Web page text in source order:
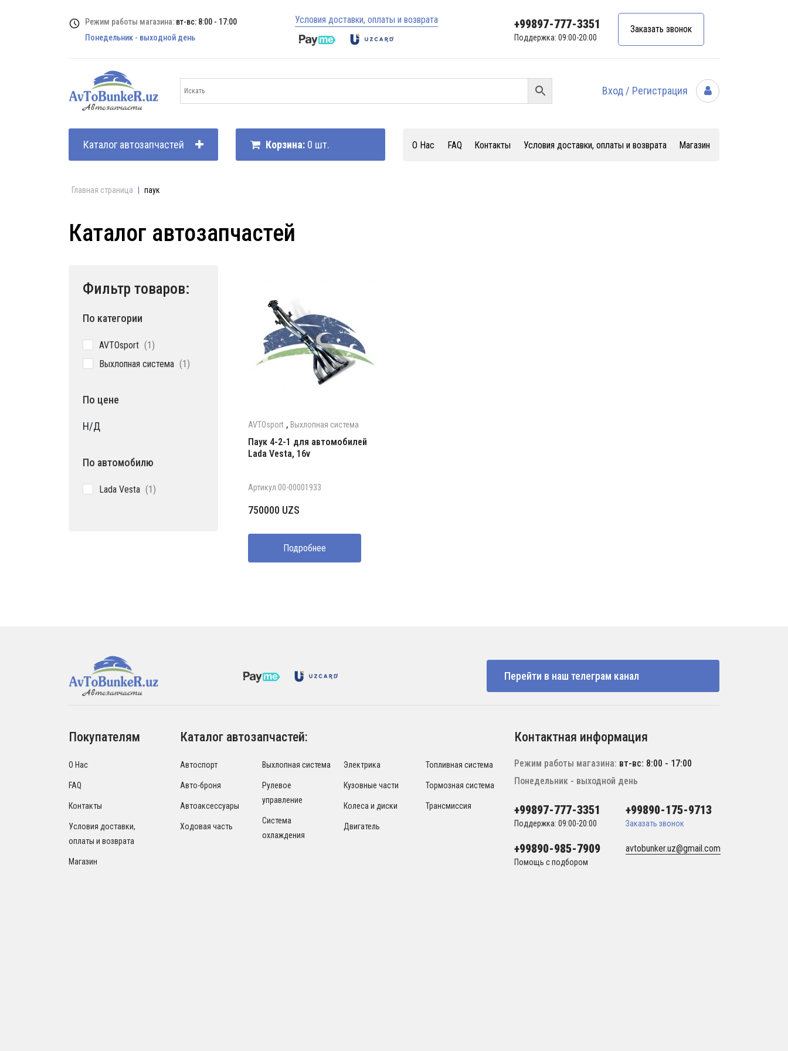
Режим работы магазина: вт-вс: 8:00 - 17:00
Понедельник - выходной день
Условия доставки, оплаты и возврата +99897-777-3351
Поддержка: 09:00-20:00
Заказать звонок
Вход / Регистрация
Каталог автозапчастей Корзина: 0 шт. О Нас FAQ Контакты Условия доставки, оплаты и возврата Магазин
Главная страница паук
Каталог автозапчастей
Фильтр товаров:
По категории
AVTOsport 11
Выхлопная система 1 1
По цене
Н/Д
По автомобилю
Lada Vesta 1 1
AVTOsport , Выхлопная система
Паук 4-2-1 для автомобилей
Lada Vesta, 16v
Артикул:00-00001933
750000 UZS
Подробнее
Перейти в наш телеграм канал
Покупателям
О Нас
FAQ
Контакты
Условия доставки,
оплаты и возврата
Магазин
Каталог автозапчастей:
Автоспорт
Авто-броня
Автоаксессуары
Ходовая часть
Выхлопная система
Рулевое
управление
Система
охлаждения
Электрика
Кузовные части
Колеса и диски
Двигатель
Топливная система
Тормозная система
Трансмиссия
Контактная информация
Режим работы магазина: вт-вс: 8:00 - 17:00
Понедельник - выходной день
+99897-777-3351
Поддержка: 09:00-20:00
+99890-175-9713
Заказать звонок
+99890-985-7909
Помощь с подбором
avtobunker.uz@gmail.com